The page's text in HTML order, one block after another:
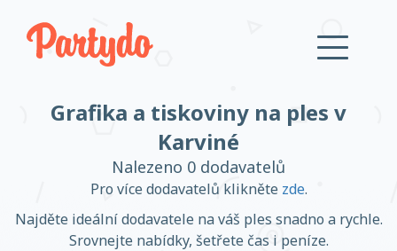
Přihlásit se
Založit účet
Grafika a tiskoviny na ples v
Karviné
Nalezeno 0 dodavatelů
Pro více dodavatelů klikněte zde.
Najděte ideální dodavatele na váš ples snadno a rychle.
Srovnejte nabídky, šetřete čas i peníze.